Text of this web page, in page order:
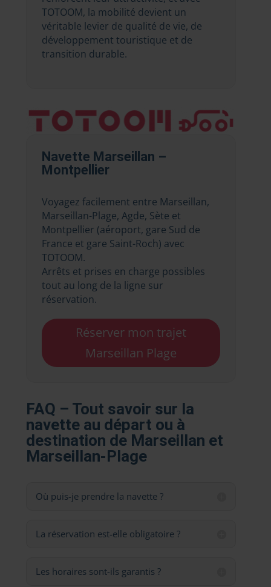
TOTOOM, la mobilité devient un
véritable levier de qualité de vie, de
développement touristique et de
transition durable.
Navette Marseillan –
Montpellier
Voyagez facilement entre Marseillan,
Marseillan-Plage, Agde, Sète et
Montpellier (aéroport, gare Sud de
France et gare Saint-Roch) avec
TOTOOM.
Arrêts et prises en charge possibles
tout au long de la ligne sur
réservation.
Réserver mon trajet
Marseillan Plage
FAQ – Tout savoir sur la
navette au départ ou à
destination de Marseillan et
Marseillan-Plage
Où puis-je prendre la navette ?
La réservation est-elle obligatoire ?
Les horaires sont-ils garantis ?